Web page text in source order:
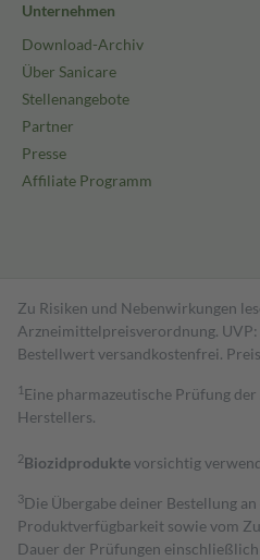
Unternehmen
Download-Archiv
Über Sanicare
Stellenangebote
Partner
Presse
Affiliate Programm
Zu Risiken und Nebenwirkungen
Arzneimittelpreisverordnung. UVP:
Bestell­wert versand­kosten­frei.
1 Eine pharmazeutische Prüfung
Herstellers.
2Biozidproduktevorsichtig
3Die Übergabe deiner Bestellung
Produktverfügbarkeit sowie vom
Dauer der Prüfungen